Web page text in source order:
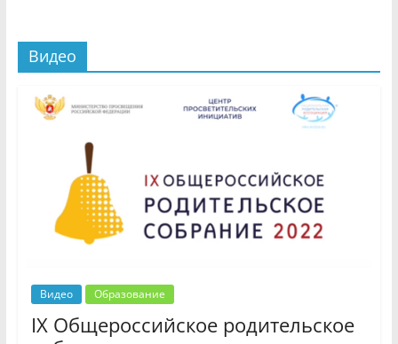
Видео
Видео Образование
IX Общероссийское родительское